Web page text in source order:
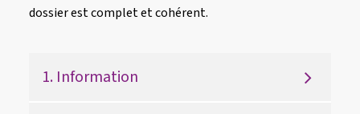
dossier est complet et cohérent.
1. Information